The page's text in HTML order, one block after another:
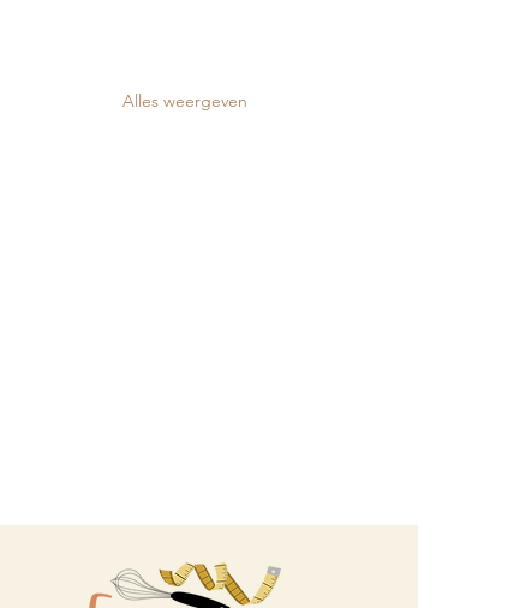
Alles weergeven